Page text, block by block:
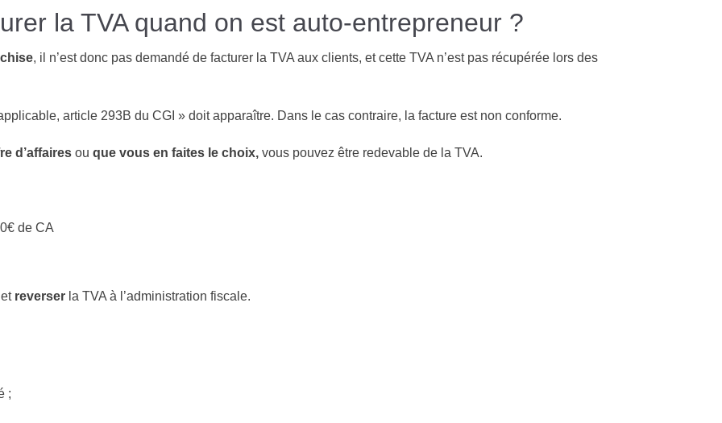
la TVA quand on est auto-entrepreneur ?
, il n’est donc pas demandé de facturer la TVA aux clients, et cette TVA n’est pas récupérée lors des
article 293B du CGI » doit apparaître. Dans le cas contraire, la facture est non conforme.
d’affaires ou que vous en faites le choix, vous pouvez être redevable de la TVA.
de CA
reverser la TVA à l’administration fiscale.
;